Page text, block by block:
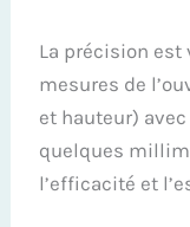
La précision est
mesures de
et hauteur)
quelques
l’efficacité et